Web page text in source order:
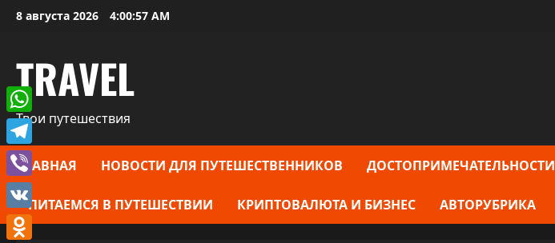
Перейти
8 августа 2026 4:00:58 AM
TRAVEL
Твои путешествия
ГЛАВНАЯ НОВОСТИ ДЛЯ ПУТЕШЕСТВЕННИКОВ ДОСТОПРИМЕЧАТЕЛЬНОСТИ
ПИТАЕМСЯ В ПУТЕШЕСТВИИ КРИПТОВАЛЮТА И БИЗНЕС АВТОРУБРИКА
WhatsApp
Telegram
Viber
VK